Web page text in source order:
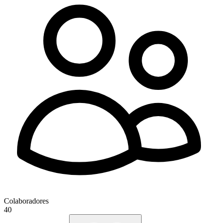
Colaboradores
40